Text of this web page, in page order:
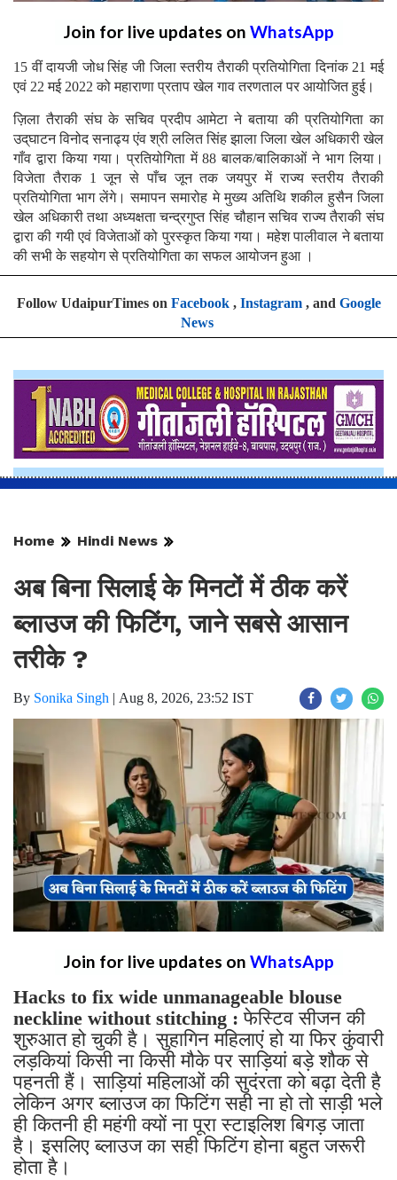
Join for live updates on WhatsApp
15 वीं दायजी जोध सिंह जी जिला स्तरीय तैराकी प्रतियोगिता दिनांक 21 मई
एवं 22 मई 2022 को महाराणा प्रताप खेल गाव तरणताल पर आयोजित हुई।
ज़िला तैराकी संघ के सचिव प्रदीप आमेटा ने बताया की प्रतियोगिता का
उद्‌घाटन विनोद सनाढ्य एंव श्री ललित सिंह झाला जिला खेल अधिकारी खेल
गाँव द्वारा किया गया। प्रतियोगिता में 88 बालक/बालिकाओं ने भाग लिया।
विजेता तैराक 1 जून से पाँच जून तक जयपुर में राज्य स्तरीय तैराकी
प्रतियोगिता भाग लेंगे। समापन समारोह मे मुख्य अतिथि शकील हुसैन जिला
खेल अधिकारी तथा अध्यक्षता चन्द्रगुप्त सिंह चौहान सचिव राज्य तैराकी संघ
द्वारा की गयी एवं विजेताओं को पुरस्कृत किया गया। महेश पालीवाल ने बताया
की सभी के सहयोग से प्रतियोगिता का सफल आयोजन हुआ ।
Follow UdaipurTimes on Facebook, Instagram, and Google
News
Home Hindi News
अब बिना सिलाई के मिनटों में ठीक करें
ब्लाउज की फिटिंग, जाने सबसे आसान
तरीके ?
By Sonika Singh | Aug 8, 2026, 23:52 IST
Join for live updates on WhatsApp
Hacks to fix wide unmanageable blouse
neckline without stitching :फेस्टिव सीजन की
शुरुआत हो चुकी है। सुहागिन महिलाएं हो या फिर कुंवारी
लड़कियां किसी ना किसी मौके पर साड़ियां बड़े शौक से
पहनती हैं। साड़ियां महिलाओं की सुदंरता को बढ़ा देती है
लेकिन अगर ब्लाउज का फिटिंग सही ना हो तो साड़ी भले
ही कितनी ही महंगी क्यों ना पूरा स्टाइलिश बिगड़ जाता
है। इसलिए ब्लाउज का सही फिटिंग होना बहुत जरूरी
होता है।